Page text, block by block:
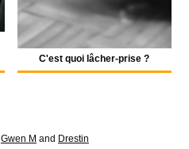
C'est quoi lâcher-prise ?
Gwen M and Drestin